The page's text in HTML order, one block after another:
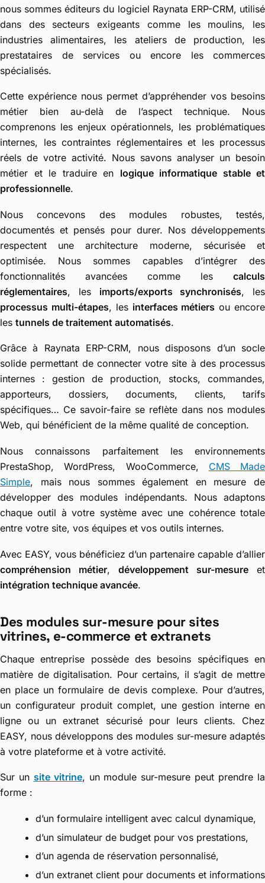
nous sommes éditeurs du logiciel Raynata ERP-CRM, utilisé
dans des secteurs exigeants comme les moulins, les
industries alimentaires, les ateliers de production, les
prestataires de services ou encore les commerces
spécialisés.
Cette expérience nous permet d’appréhender vos besoins
métier bien au-delà de l’aspect technique. Nous
comprenons les enjeux opérationnels, les problématiques
internes, les contraintes réglementaires et les processus
réels de votre activité. Nous savons analyser un besoin
métier et le traduire en logique informatique stable et
professionnelle.
Nous concevons des modules robustes, testés,
documentés et pensés pour durer. Nos développements
respectent une architecture moderne, sécurisée et
optimisée. Nous sommes capables d’intégrer des
fonctionnalités avancées comme les calculs
réglementaires, les imports/exports synchronisés, les
processus multi-étapes, les interfaces métiers ou encore
les tunnels de traitement automatisés.
Grâce à Raynata ERP-CRM, nous disposons d’un socle
solide permettant de connecter votre site à des processus
internes : gestion de production, stocks, commandes,
apporteurs, dossiers, documents, clients, tarifs
spécifiques… Ce savoir-faire se reflète dans nos modules
Web, qui bénéficient de la même qualité de conception.
Nous connaissons parfaitement les environnements
PrestaShop, WordPress, WooCommerce, CMS Made
Simple, mais nous sommes également en mesure de
développer des modules indépendants. Nous adaptons
chaque outil à votre système avec une cohérence totale
entre votre site, vos équipes et vos outils internes.
Avec EASY, vous bénéficiez d’un partenaire capable d’allier
compréhension métier, développement sur-mesure et
intégration technique avancée.
Des modules sur-mesure pour sites
vitrines, e-commerce et extranets
Chaque entreprise possède des besoins spécifiques en
matière de digitalisation. Pour certains, il s’agit de mettre
en place un formulaire de devis complexe. Pour d’autres,
un configurateur produit complet, une gestion interne en
ligne ou un extranet sécurisé pour leurs clients. Chez
EASY, nous développons des modules sur-mesure adaptés
à votre plateforme et à votre activité.
Sur un site vitrine, un module sur-mesure peut prendre la
forme :
d’un formulaire intelligent avec calcul dynamique,
d’un simulateur de budget pour vos prestations,
d’un agenda de réservation personnalisé,
d’un extranet client pour documents et informations